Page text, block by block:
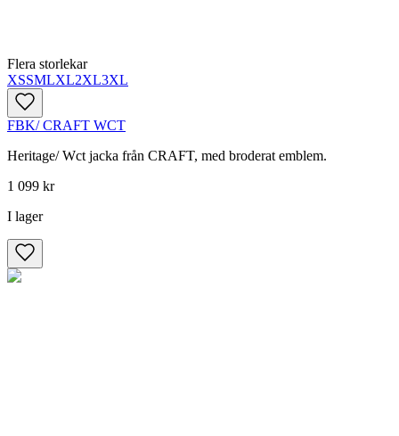
Flera storlekar
XSSMLXL2XL3XL
FBK/ CRAFT WCT
Heritage/ Wct jacka från CRAFT, med broderat emblem.
1 099 kr
I lager